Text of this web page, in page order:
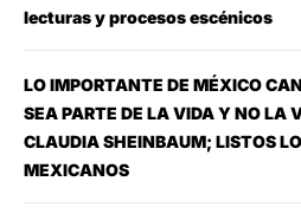
lecturas y procesos escénicos
LO IMPORTANTE DE MÉXICO
SEA PARTE DE LA VIDA Y NO LA
CLAUDIA SHEINBAUM; LISTOS
MEXICANOS